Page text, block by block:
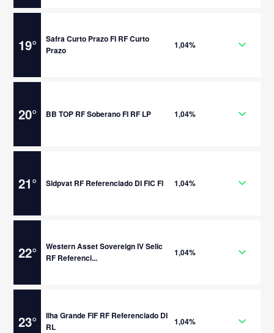
19°
Safra Curto Prazo FI RF Curto
Prazo
1,04%
20° BB TOP RF Soberano FI RF LP 1,04%
21° Sldpvat RF Referenciado DI FIC FI 1,04%
22°
Western Asset Sovereign IV Selic
RF Referenci...
1,04%
23°
Ilha Grande FIF RF Referenciado DI
RL
1,04%